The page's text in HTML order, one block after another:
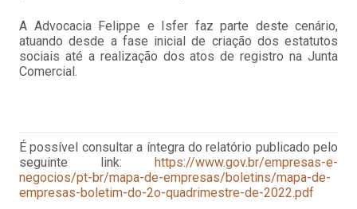
A Advocacia Felippe e Isfer faz parte deste cenário,
atuando desde a fase inicial de criação dos estatutos
sociais até a realização dos atos de registro na Junta
Comercial.
É possível consultar a íntegra do relatório publicado pelo
seguinte link: https://www.gov.br/empresas-e-
negocios/pt-br/mapa-de-empresas/boletins/mapa-de-
empresas-boletim-do-2o-quadrimestre-de-2022.pdf